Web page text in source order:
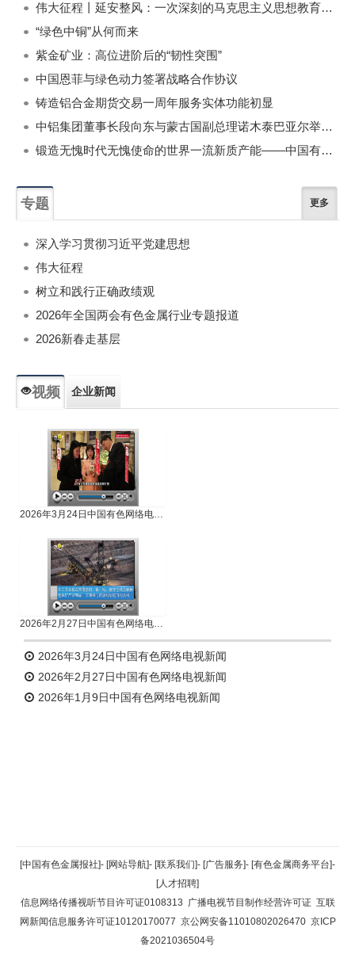
伟大征程丨延安整风：一次深刻的马克思主义思想教育运动
“绿色中铜”从何而来
紫金矿业：高位进阶后的“韧性突围”
中国恩菲与绿色动力签署战略合作协议
铸造铝合金期货交易一周年服务实体功能初显
中铝集团董事长段向东与蒙古国副总理诺木泰巴亚尔举行会谈
锻造无愧时代无愧使命的世界一流新质产能——中国有色金属工业的战略应对与破局之道（二）
专题 更多
深入学习贯彻习近平党建思想
伟大征程
树立和践行正确政绩观
2026年全国两会有色金属行业专题报道
2026新春走基层
视频 企业新闻
2026年3月24日中国有色网络电视新闻
2026年2月27日中国有色网络电视新闻
2026年3月24日中国有色网络电视新闻
2026年2月27日中国有色网络电视新闻
2026年1月9日中国有色网络电视新闻
返回顶部
返回首页
[中国有色金属报社]- [网站导航]- [联系我们]- [广告服务]- [有色金属商务平台]-
[人才招聘]
信息网络传播视听节目许可证0108313 广播电视节目制作经营许可证 互联
网新闻信息服务许可证10120170077 京公网安备11010802026470 京ICP
备2021036504号